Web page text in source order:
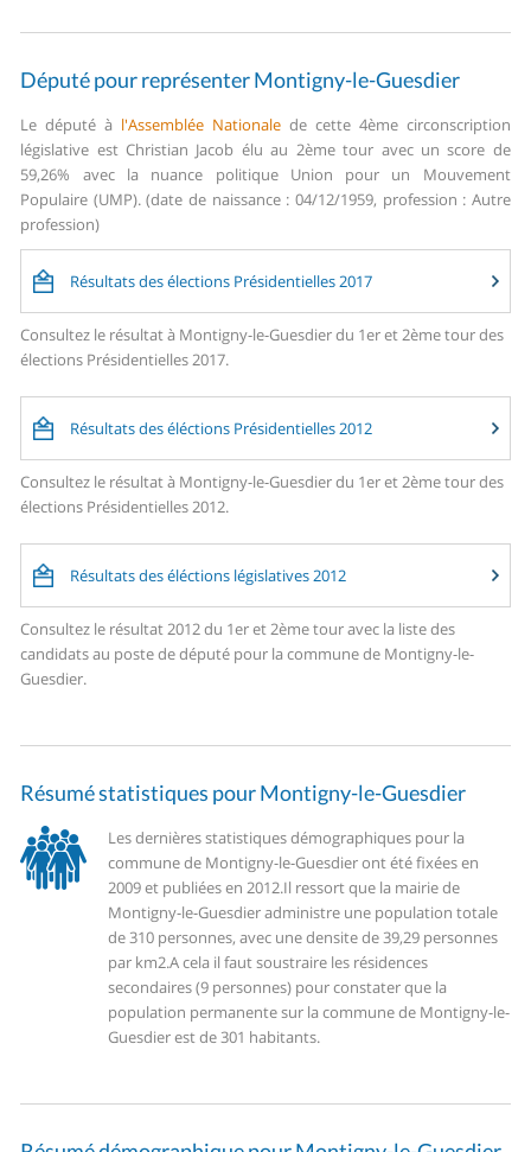
Député pour représenter Montigny-le-Guesdier
Le député à l'Assemblée Nationale de cette 4ème circonscription
législative est Christian Jacob élu au 2ème tour avec un score de
59,26% avec la nuance politique Union pour un Mouvement
Populaire (UMP). (date de naissance : 04/12/1959, profession : Autre
profession)
Résultats des élections Présidentielles 2017
Consultez le résultat à Montigny-le-Guesdier du 1er et 2ème tour des
élections Présidentielles 2017.
Résultats des éléctions Présidentielles 2012
Consultez le résultat à Montigny-le-Guesdier du 1er et 2ème tour des
élections Présidentielles 2012.
Résultats des éléctions législatives 2012
Consultez le résultat 2012 du 1er et 2ème tour avec la liste des
candidats au poste de député pour la commune de Montigny-le-
Guesdier.
Résumé statistiques pour Montigny-le-Guesdier
Les dernières statistiques démographiques pour la
commune de Montigny-le-Guesdier ont été fixées en
2009 et publiées en 2012.Il ressort que la mairie de
Montigny-le-Guesdier administre une population totale
de 310 personnes, avec une densite de 39,29 personnes
par km2.A cela il faut soustraire les résidences
secondaires (9 personnes) pour constater que la
population permanente sur la commune de Montigny-le-
Guesdier est de 301 habitants.